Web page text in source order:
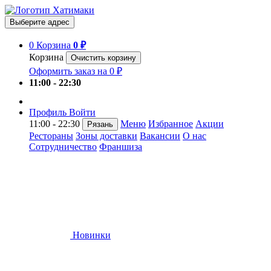
Выберите адрес
0 Корзина 0 ₽
Корзина
Очистить корзину
Оформить заказ на 0 ₽
11:00 - 22:30
Профиль Войти
11:00 - 22:30
Рязань Меню Избранное Акции
Рестораны Зоны доставки Вакансии О нас
Сотрудничество Франшиза
Новинки